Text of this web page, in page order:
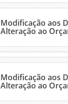
Modificação aos
Alteração ao
Modificação aos
Alteração ao